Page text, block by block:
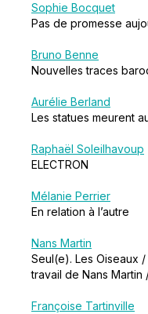
Sophie Bocquet
Pas de promesse
Bruno Benne
Nouvelles traces
Aurélie Berland
Les statues meurent
Raphaël Soleilhavoup
ELECTRON
Mélanie Perrier
En relation à l’autre
Nans Martin
Seul(e). Les Oiseaux
travail de Nans Martin
Françoise Tartinville